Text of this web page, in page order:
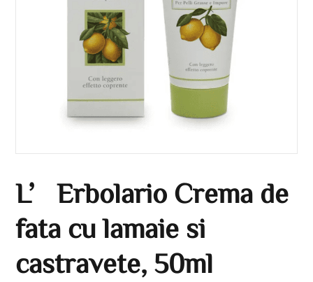
L’Erbolario Crema de
fata cu lamaie si
castravete, 50ml